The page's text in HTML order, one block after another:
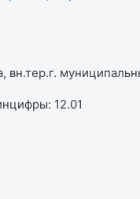
12.01